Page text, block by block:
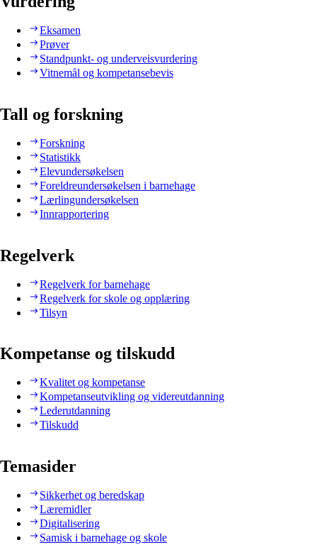
Eksamen
Prøver
Standpunkt- og underveisvurdering
Vitnemål og kompetansebevis
Tall og forskning
Forskning
Statistikk
Elevundersøkelsen
Foreldreundersøkelsen i barnehage
Lærlingundersøkelsen
Innrapportering
Regelverk
Regelverk for barnehage
Regelverk for skole og opplæring
Tilsyn
Kompetanse og tilskudd
Kvalitet og kompetanse
Kompetanseutvikling og videreutdanning
Lederutdanning
Tilskudd
Temasider
Sikkerhet og beredskap
Læremidler
Digitalisering
Samisk i barnehage og skole